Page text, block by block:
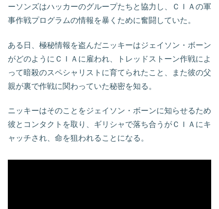
ーソンズはハッカーのグループたちと協力し、ＣＩＡの軍
事作戦プログラムの情報を暴くために奮闘していた。
ある日、極秘情報を盗んだニッキーはジェイソン・ボーン
がどのようにＣＩＡに雇われ、トレッドストーン作戦によ
って暗殺のスペシャリストに育てられたこと、また彼の父
親が裏で作戦に関わっていた秘密を知る。
ニッキーはそのことをジェイソン・ボーンに知らせるため
彼とコンタクトを取り、ギリシャで落ち合うがＣＩＡにキ
ャッチされ、命を狙われることになる。